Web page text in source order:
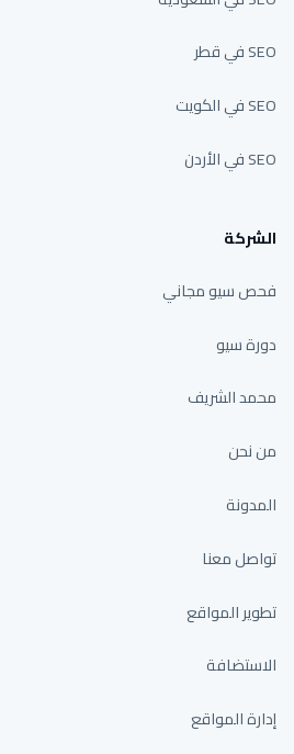
SEO في قطر
SEO في الكويت
SEO في الأردن
الشركة
فحص سيو مجاني
دورة سيو
محمد الشريف
من نحن
المدونة
تواصل معنا
تطوير المواقع
الاستضافة
إدارة المواقع